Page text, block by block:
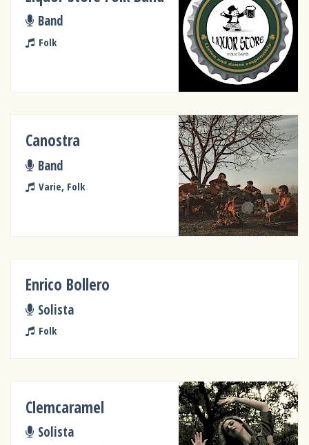
Band
Folk
Canostra
Band
Varie, Folk
Enrico Bollero
Solista
Folk
Clemcaramel
Solista